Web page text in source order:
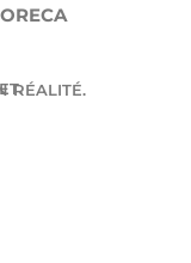
RÉALITÉ.